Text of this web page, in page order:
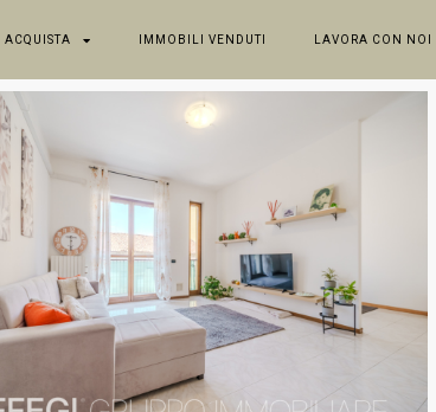
ACQUISTA IMMOBILI VENDUTI LAVORA CON NOI